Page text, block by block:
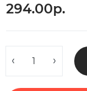
294.00р.